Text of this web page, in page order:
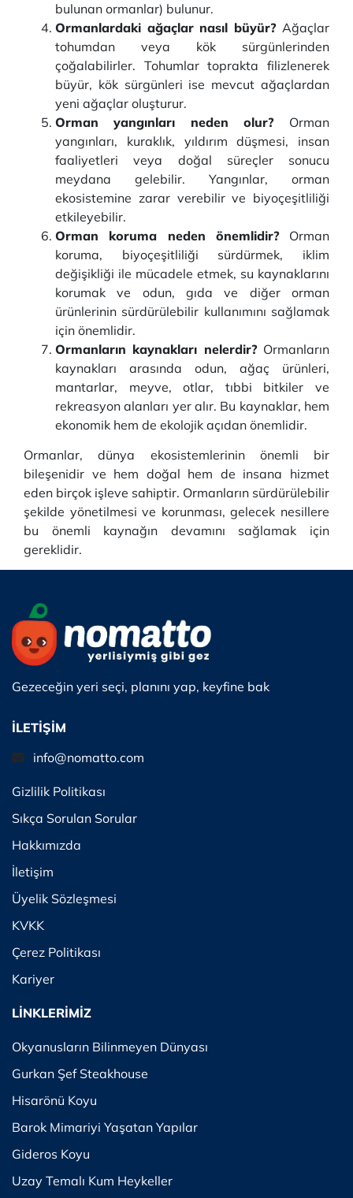
bulunan ormanlar) bulunur.
Ormanlardaki ağaçlar nasıl büyür? Ağaçlar
tohumdan veya kök sürgünlerinden
çoğalabilirler. Tohumlar toprakta filizlenerek
büyür, kök sürgünleri ise mevcut ağaçlardan
yeni ağaçlar oluşturur.
Orman yangınları neden olur? Orman
yangınları, kuraklık, yıldırım düşmesi, insan
faaliyetleri veya doğal süreçler sonucu
meydana gelebilir. Yangınlar, orman
ekosistemine zarar verebilir ve biyoçeşitliliği
etkileyebilir.
Orman koruma neden önemlidir?Orman
koruma, biyoçeşitliliği sürdürmek, iklim
değişikliği ile mücadele etmek, su kaynaklarını
korumak ve odun, gıda ve diğer orman
ürünlerinin sürdürülebilir kullanımını sağlamak
için önemlidir.
Ormanların kaynakları nelerdir?Ormanların
kaynakları arasında odun, ağaç ürünleri,
mantarlar, meyve, otlar, tıbbi bitkiler ve
rekreasyon alanları yer alır. Bu kaynaklar, hem
ekonomik hem de ekolojik açıdan önemlidir.
Ormanlar, dünya ekosistemlerinin önemli bir
bileşenidir ve hem doğal hem de insana hizmet
eden birçok işleve sahiptir. Ormanların sürdürülebilir
şekilde yönetilmesi ve korunması, gelecek nesillere
bu önemli kaynağın devamını sağlamak için
gereklidir.
Gezeceğin yeri seçi, planını yap, keyfine bak
İLETİŞİM
info@nomatto.com
Gizlilik Politikası
Sıkça Sorulan Sorular
Hakkımızda
İletişim
Üyelik Sözleşmesi
KVKK
Çerez Politikası
Kariyer
LİNKLERİMİZ
Okyanusların Bilinmeyen Dünyası
Gurkan Şef Steakhouse
Hisarönü Koyu
Barok Mimariyi Yaşatan Yapılar
Gideros Koyu
Uzay Temalı Kum Heykeller